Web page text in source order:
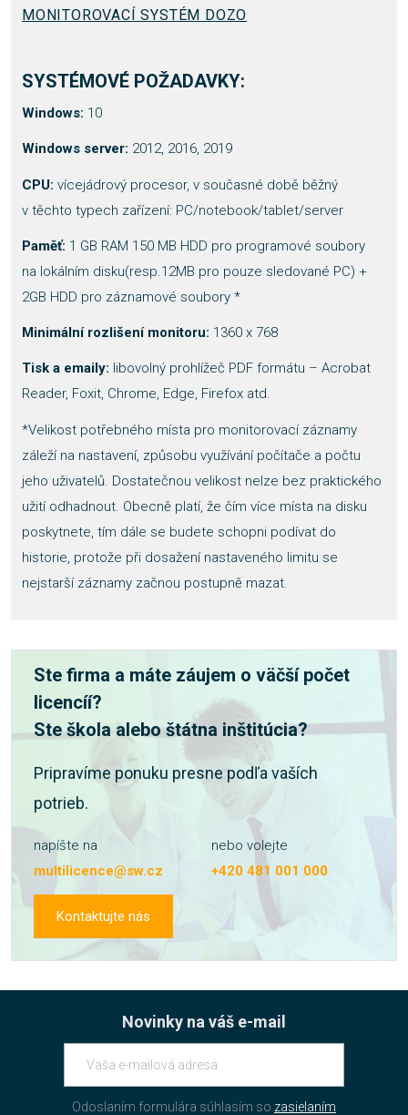
MONITOROVACÍ SYSTÉM DOZO
SYSTÉMOVÉ POŽADAVKY:
Windows: 10
Windows server: 2012, 2016, 2019
CPU: vícejádrový procesor, v současné době běžný
v těchto typech zařízení: PC/notebook/tablet/server
Paměť: 1 GB RAM 150 MB HDD pro programové soubory
na lokálním disku(resp.12MB pro pouze sledované PC) +
2GB HDD pro záznamové soubory *
Minimální rozlišení monitoru: 1360 x 768
Tisk a emaily: libovolný prohlížeč PDF formátu – Acrobat
Reader, Foxit, Chrome, Edge, Firefox atd.
*Velikost potřebného místa pro monitorovací záznamy
záleží na nastavení, způsobu využívání počítače a počtu
jeho uživatelů. Dostatečnou velikost nelze bez praktického
užití odhadnout. Obecně platí, že čím více místa na disku
poskytnete, tím dále se budete schopni podívat do
historie, protože při dosažení nastaveného limitu se
nejstarší záznamy začnou postupně mazat.
Ste firma a máte záujem o väčší počet
licencíí?
Ste škola alebo štátna inštitúcia?
Pripravíme ponuku presne podľa vaších
potrieb.
napíšte na
multilicence@sw.cz
nebo volejte
+420 481 001 000
Kontaktujte nás
Novinky na váš e-mail
Odoslaním formulára súhlasím so zasielaním